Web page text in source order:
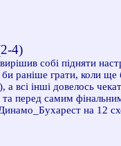
4)
собі підняти
раніше грати, коли
всі інші довелось
перед самим
на 12